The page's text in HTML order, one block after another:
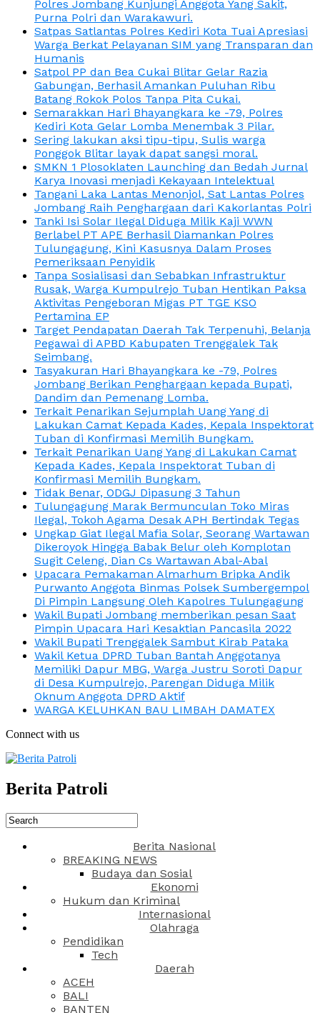
Polres Jombang Kunjungi Anggota Yang Sakit,
Purna Polri dan Warakawuri.
Satpas Satlantas Polres Kediri Kota Tuai Apresiasi
Warga Berkat Pelayanan SIM yang Transparan dan
Humanis
Satpol PP dan Bea Cukai Blitar Gelar Razia
Gabungan, Berhasil Amankan Puluhan Ribu
Batang Rokok Polos Tanpa Pita Cukai.
Semarakkan Hari Bhayangkara ke -79, Polres
Kediri Kota Gelar Lomba Menembak 3 Pilar.
Sering lakukan aksi tipu-tipu, Sulis warga
Ponggok Blitar layak dapat sangsi moral.
SMKN 1 Plosoklaten Launching dan Bedah Jurnal
Karya Inovasi menjadi Kekayaan Intelektual
Tangani Laka Lantas Menonjol, Sat Lantas Polres
Jombang Raih Penghargaan dari Kakorlantas Polri
Tanki Isi Solar Ilegal Diduga Milik Kaji WWN
Berlabel PT APE Berhasil Diamankan Polres
Tulungagung, Kini Kasusnya Dalam Proses
Pemeriksaan Penyidik
Tanpa Sosialisasi dan Sebabkan Infrastruktur
Rusak, Warga Kumpulrejo Tuban Hentikan Paksa
Aktivitas Pengeboran Migas PT TGE KSO
Pertamina EP
Target Pendapatan Daerah Tak Terpenuhi, Belanja
Pegawai di APBD Kabupaten Trenggalek Tak
Seimbang.
Tasyakuran Hari Bhayangkara ke -79, Polres
Jombang Berikan Penghargaan kepada Bupati,
Dandim dan Pemenang Lomba.
Terkait Penarikan Sejumplah Uang Yang di
Lakukan Camat Kepada Kades, Kepala Inspektorat
Tuban di Konfirmasi Memilih Bungkam.
Terkait Penarikan Uang Yang di Lakukan Camat
Kepada Kades, Kepala Inspektorat Tuban di
Konfirmasi Memilih Bungkam.
Tidak Benar, ODGJ Dipasung 3 Tahun
Tulungagung Marak Bermunculan Toko Miras
Ilegal, Tokoh Agama Desak APH Bertindak Tegas
Ungkap Giat Ilegal Mafia Solar, Seorang Wartawan
Dikeroyok Hingga Babak Belur oleh Komplotan
Sugit Celeng, Dian Cs Wartawan Abal-Abal
Upacara Pemakaman Almarhum Bripka Andik
Purwanto Anggota Binmas Polsek Sumbergempol
Di Pimpin Langsung Oleh Kapolres Tulungagung
Wakil Bupati Jombang memberikan pesan Saat
Pimpin Upacara Hari Kesaktian Pancasila 2022
Wakil Bupati Trenggalek Sambut Kirab Pataka
Wakil Ketua DPRD Tuban Bantah Anggotanya
Memiliki Dapur MBG, Warga Justru Soroti Dapur
di Desa Kumpulrejo, Parengan Diduga Milik
Oknum Anggota DPRD Aktif
WARGA KELUHKAN BAU LIMBAH DAMATEX
Connect with us
Berita Patroli
Berita Nasional
BREAKING NEWS
Budaya dan Sosial
Ekonomi
Hukum dan Kriminal
Internasional
Olahraga
Pendidikan
Tech
Daerah
ACEH
BALI
BANTEN